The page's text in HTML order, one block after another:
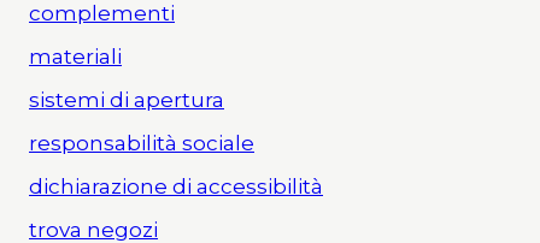
complementi
materiali
sistemi di apertura
responsabilità sociale
dichiarazione di accessibilità
trova negozi